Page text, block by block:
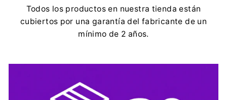
Todos los productos en nuestra tienda están
cubiertos por una garantía del fabricante de un
mínimo de 2 años.